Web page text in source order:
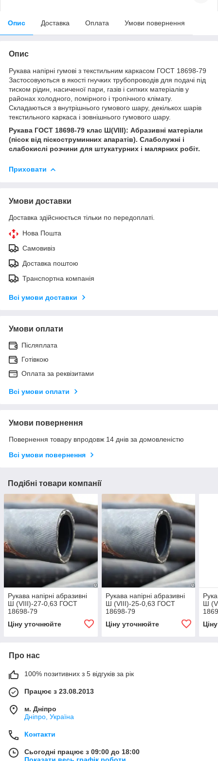
Опис Доставка Оплата Умови повернення
Опис
Рукава напірні гумові з текстильним каркасом ГОСТ 18698-79
Застосовуються в якості гнучких трубопроводів для подачі під
тиском рідин, насиченої пари, газів і сипких матеріалів у
районах холодного, помірного і тропічного клімату.
Складаються з внутрішнього гумового шару, декількох шарів
текстильного каркаса і зовнішнього гумового шару.
Рукава ГОСТ 18698-79 клас Ш(VIII): Абразивні матеріали
(пісок від піскоструминних апаратів). Слаболужні і
слабокислі розчини для штукатурних і малярних робіт.
Приховати
Умови доставки
Доставка здійснюється тільки по передоплаті.
Нова Пошта
Самовивіз
Доставка поштою
Транспортна компанія
Всі умови доставки
Умови оплати
Післяплата
Готівкою
Оплата за реквізитами
Всі умови оплати
Умови повернення
Повернення товару впродовж 14 днів за домовленістю
Всі умови повернення
Подібні товари компанії
Рукава напірні абразивні
Ш (VIII)-27-0,63 ГОСТ
18698-79
Ціну уточнюйте
Рукава напірні абразивні
Ш (VIII)-25-0,63 ГОСТ
18698-79
Ціну уточнюйте
Ш
Про нас
100% позитивних з 5 відгуків за рік
Працює з 23.08.2013
м. Дніпро
Дніпро, Україна
Контакти
Сьогодні працює з 09:00 до 18:00